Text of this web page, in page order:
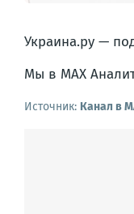
Украина.ру —
Мы в MAX
Источник: Канал в